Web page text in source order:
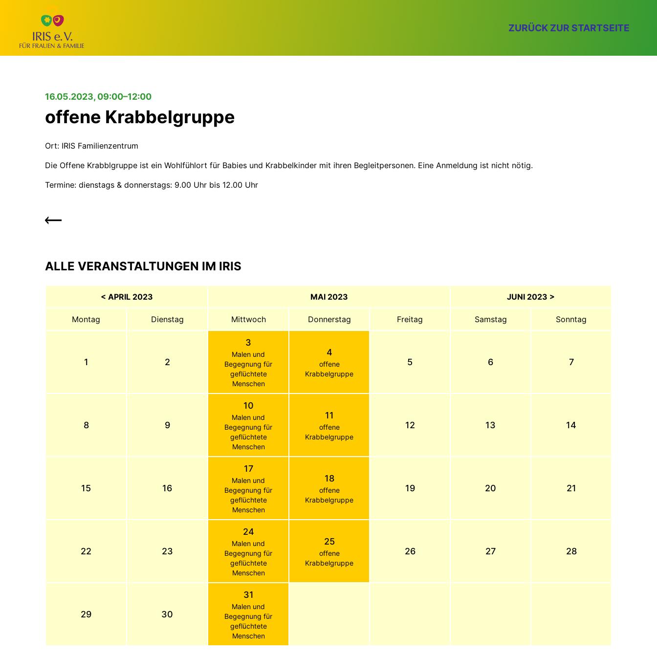
ZURÜCK ZUR STARTSEITE
16.05.2023, 09:00–12:00
offene Krabbelgruppe
Ort: IRIS Familienzentrum
Die Offene Krabblgruppe ist ein Wohlfühlort für Babies und Krabbelkinder mit ihren Begleitpersonen. Eine Anmeldung ist nicht nötig.
Termine: dienstags & donnerstags: 9.00 Uhr bis 12.00 Uhr
ALLE VERANSTALTUNGEN IM IRIS
< APRIL 2023 MAI 2023 JUNI 2023 >
Montag Dienstag Mittwoch Donnerstag Freitag Samstag Sonntag
1 2
3
Malen und
Begegnung für
geflüchtete
Menschen
4
offene
Krabbelgruppe
5 6 7
8 9
10
Malen und
Begegnung für
geflüchtete
Menschen
11
offene
Krabbelgruppe
12 13 14
15 16
17
Malen und
Begegnung für
geflüchtete
Menschen
18
offene
Krabbelgruppe
19 20 21
22 23
24
Malen und
Begegnung für
geflüchtete
Menschen
25
offene
Krabbelgruppe
26 27 28
29 30
31
Malen und
Begegnung für
geflüchtete
Menschen